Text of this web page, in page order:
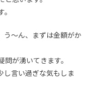
う～ん、まずは金額がか
が湧いてきます。
し言い過ぎな気もしま